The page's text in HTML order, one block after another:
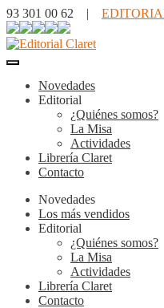
93 301 00 62 |
Novedades
Editorial
¿Quiénes somos?
La Misa
Actividades
Librería Claret
Contacto
Novedades
Los más vendidos
Editorial
¿Quiénes somos?
La Misa
Actividades
Librería Claret
Contacto